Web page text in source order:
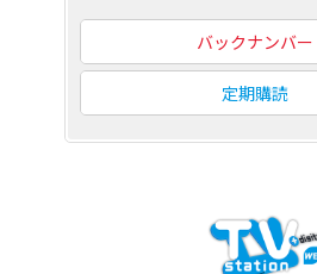
バックナンバー
定期購読